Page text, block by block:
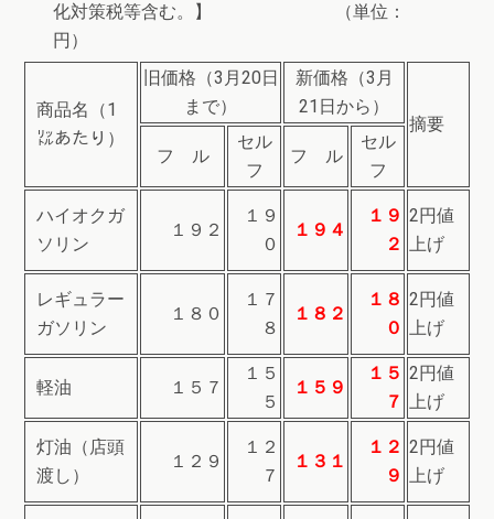
化対策税等含む。】 （単位：
円）
商品名（1
㍑あたり）
旧価格（3月20日
まで）
新価格（3月
21日から）
摘要
フ ル
セル
フ
フ ル
セル
フ
ハイオクガ
ソリン
１９２
１９
０
１９４
１９
２
2円値
上げ
レギュラー
ガソリン
１８０
１７
８
１８２
１８
０
2円値
上げ
軽油 １５７
１５
５
１５９
１５
７
2円値
上げ
灯油（店頭
渡し）
１２９
１２
７
１３１
１２
９
2円値
上げ